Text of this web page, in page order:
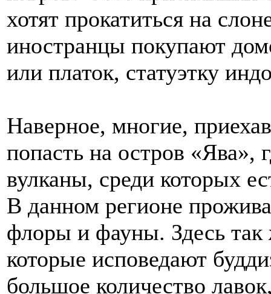
хотят прокатиться на
иностранцы покупают
или платок, статуэтку
Наверное, многие,
попасть на остров «Ява»,
вулканы, среди которых
В данном регионе
флоры и фауны. Здесь
которые исповедают
большое количество